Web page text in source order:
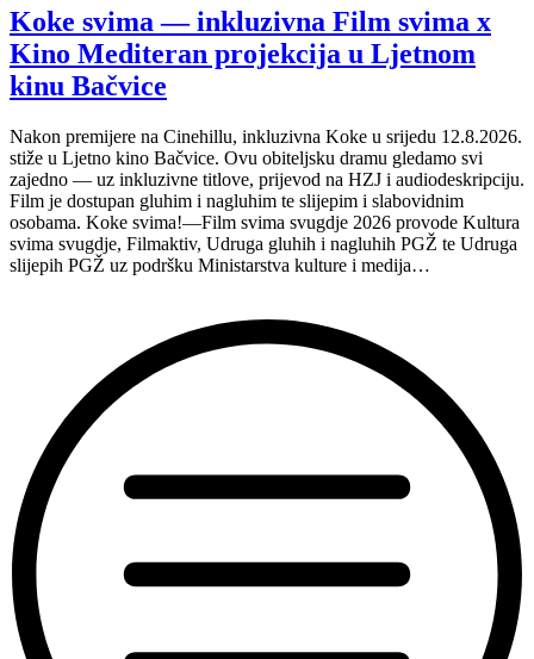
Film
svima
nastavljaju
inkluzivnu
turneju
Hvaru”
Koke svima — inkluzivna Film svima x
Kino Mediteran projekcija u Ljetnom
kinu Bačvice
Nakon premijere na Cinehillu, inkluzivna Koke u srijedu 12.8.2026.
stiže u Ljetno kino Bačvice. Ovu obiteljsku dramu gledamo svi
zajedno — uz inkluzivne titlove, prijevod na HZJ i audiodeskripciju.
Film je dostupan gluhim i nagluhim te slijepim i slabovidnim
osobama. Koke svima!—Film svima svugdje 2026 provode Kultura
svima svugdje, Filmaktiv, Udruga gluhih i nagluhih PGŽ te Udruga
slijepih PGŽ uz podršku Ministarstva kulture i medija…